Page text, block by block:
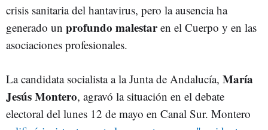
crisis sanitaria del hantavirus, pero la ausencia ha
generado un profundo malestaren el Cuerpo y en las
asociaciones profesionales.
La candidata socialista a la Junta de Andalucía, María
Jesús Montero, agravó la situación en el debate
electoral del lunes 12 de mayo en Canal Sur. Montero